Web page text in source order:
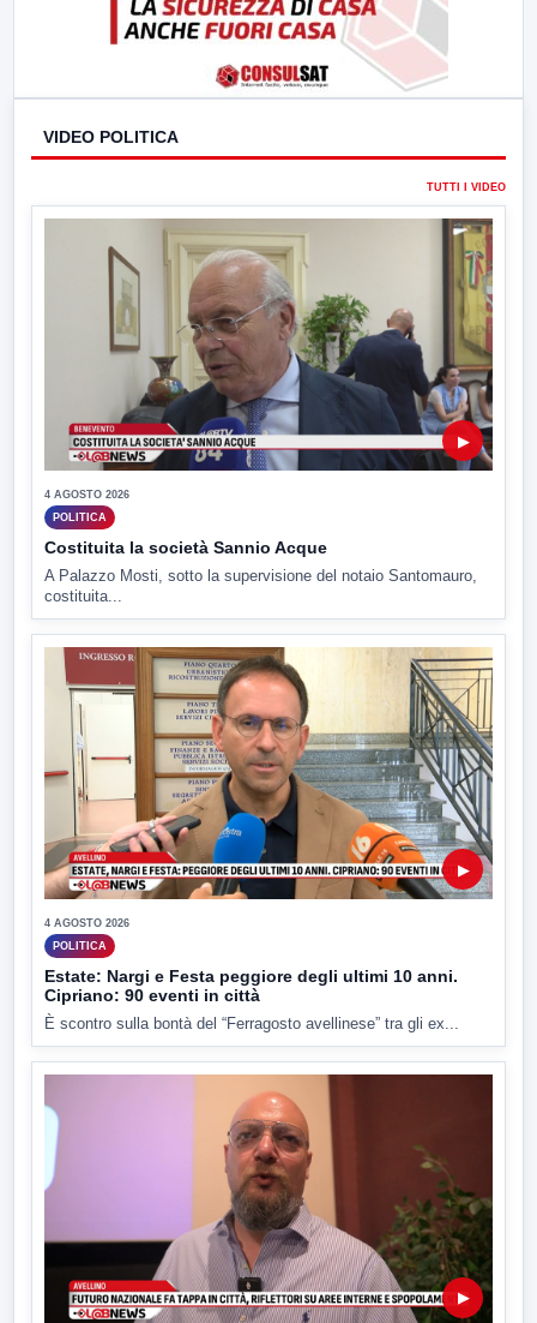
VIDEO POLITICA
TUTTI I VIDEO
▶
4 AGOSTO 2026
POLITICA
Costituita la società Sannio Acque
A Palazzo Mosti, sotto la supervisione del notaio Santomauro,
costituita...
▶
4 AGOSTO 2026
POLITICA
Estate: Nargi e Festa peggiore degli ultimi 10 anni.
Cipriano: 90 eventi in città
È scontro sulla bontà del “Ferragosto avellinese” tra gli ex...
▶